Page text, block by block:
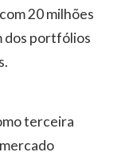
20 milhões
dos portfólios
terceira